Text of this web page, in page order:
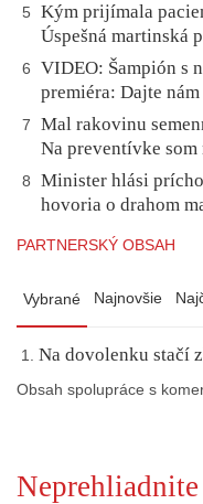
5
Kým prijímala
Úspešná martinská
6
VIDEO: Šampión s
premiéra: Dajte
7
Mal rakovinu
Na preventívke
8
Minister hlási
hovoria o drahom
PARTNERSKÝ OBSAH
Vybrané Najnovšie
Na dovolenku stačí
Obsah spolupráce s